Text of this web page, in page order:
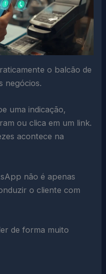
o balcão de
negócios.
uma indicação,
ou clica em um link.
acontece na
não é apenas
o cliente com
de forma muito